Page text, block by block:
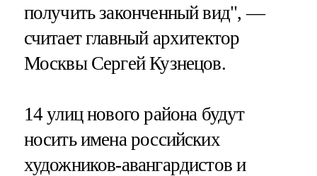
получить законченный вид", —
считает главный архитектор
Москвы Сергей Кузнецов.
14 улиц нового района будут
носить имена российских
художников-авангардистов и